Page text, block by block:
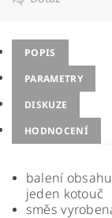
POPIS
PARAMETRY
DISKUZE
HODNOCENÍ
balení
jeden kotouč
směs